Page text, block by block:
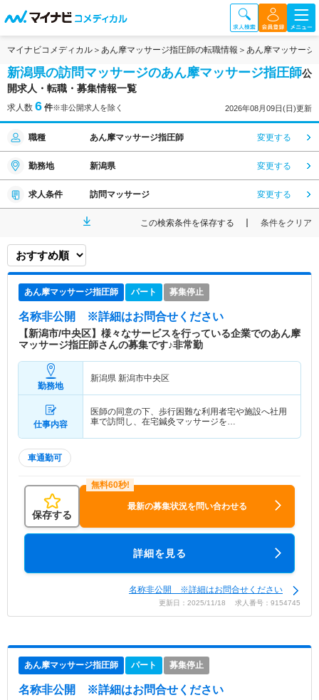
マイナビコメディカル あん摩マッサージ指圧師の転職情報 あん摩マッサージ
新潟県の訪問マッサージのあん摩マッサージ指圧師公
開求人・転職・募集情報一覧
求人数 6 件※非公開求人を除く 2026年08月09日(日)更新
職種 あん摩マッサージ指圧師 変更する
勤務地 新潟県 変更する
求人条件 訪問マッサージ 変更する
この検索条件を保存する 条件をクリア
あん摩マッサージ指圧師 パート 募集停止
名称非公開 ※詳細はお問合せください
【新潟市/中央区】様々なサービスを行っている企業でのあん摩
マッサージ指圧師さんの募集です♪非常勤
勤務地
新潟県 新潟市中央区
仕事内容
医師の同意の下、歩行困難な利用者宅や施設へ社用
車で訪問し、在宅鍼灸マッサージを…
車通勤可
保存する
最新の募集状況を問い合わせる
詳細を見る
名称非公開 ※詳細はお問合せください
更新日：2025/11/18 求人番号：9154745
あん摩マッサージ指圧師 パート 募集停止
名称非公開 ※詳細はお問合せください